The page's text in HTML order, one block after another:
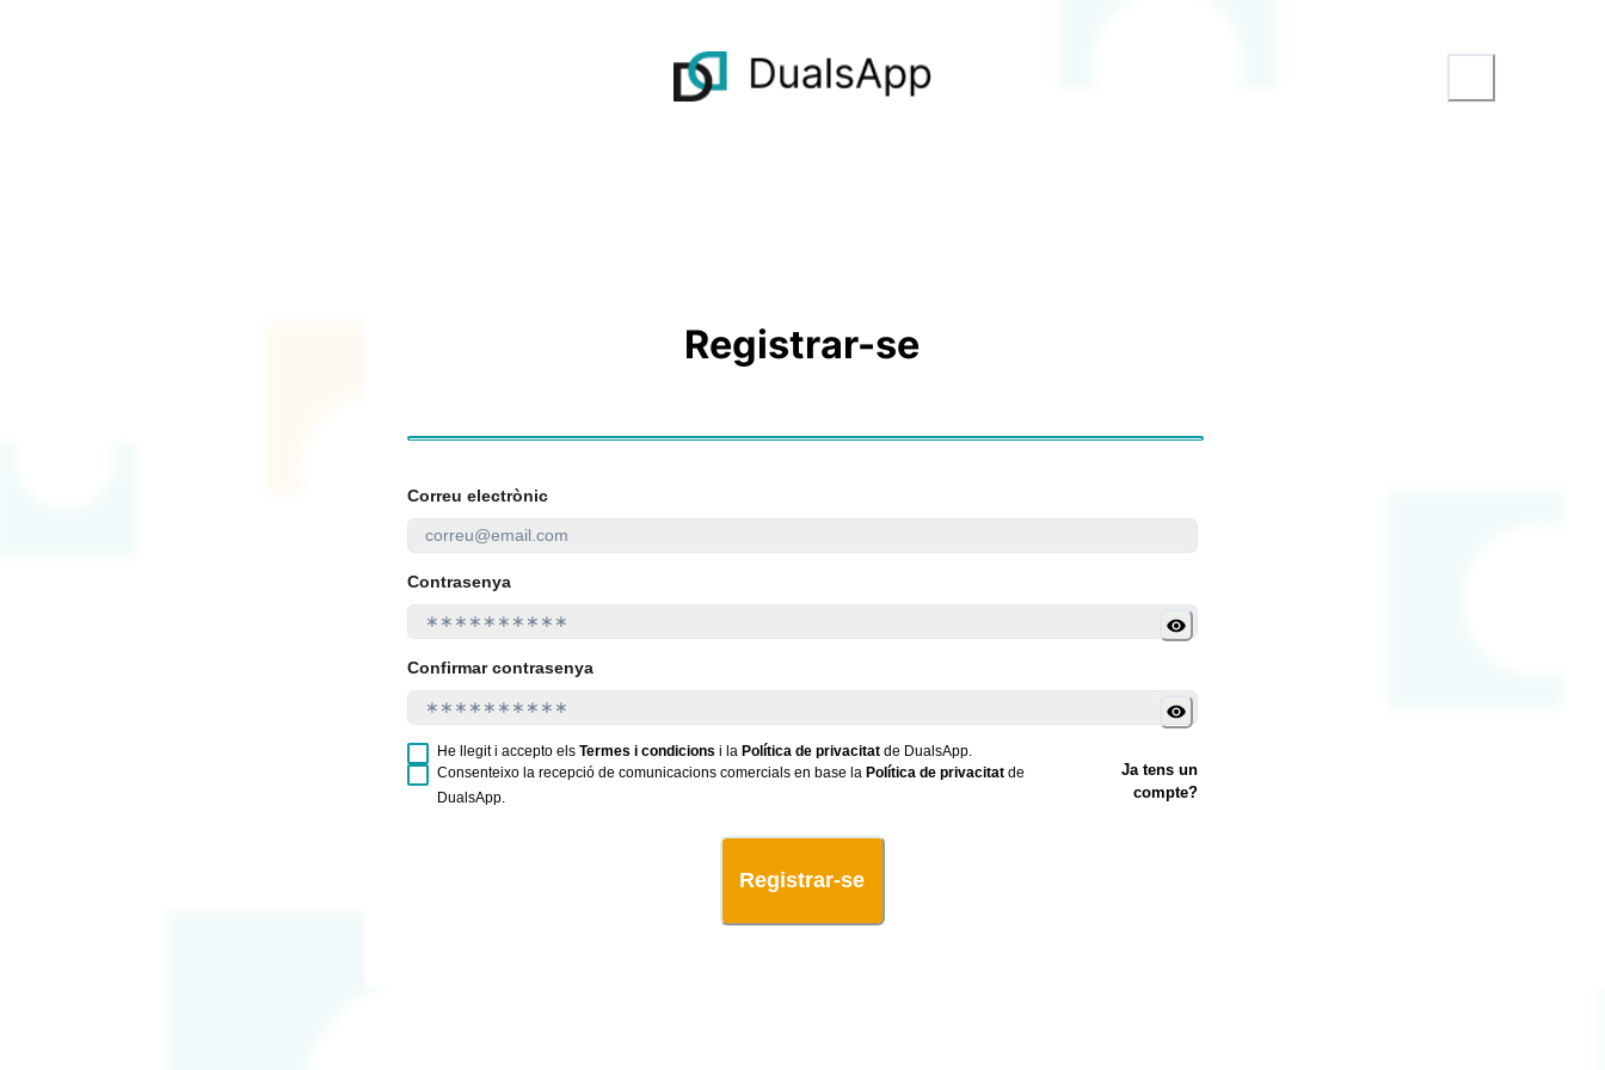
Registrar-se
Correu electrònic
Contrasenya
Confirmar contrasenya
He llegit i accepto elsTermes i condicionsi la Política de privacitatde DualsApp.
Consenteixo la recepció de comunicacions comercials en base la Política de privacitatde
DualsApp.
Ja tens un
compte?
Registrar-se